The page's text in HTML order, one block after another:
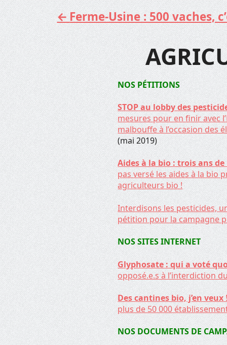
Aller
au
contenu
Ferme-Usine : 500 vaches,
NOS PÉTITIONS
STOP au lobby des
mesures pour en finir avec
malbouffe à l’occasion des
(mai 2019)
Aides à la bio : trois ans
pas versé les aides à la bio
agriculteurs bio !
Interdisons les pesticides,
pétition pour la campagne
NOS SITES INTERNET
Glyphosate : qui a voté
opposé.e.s à l’interdiction
Des cantines bio, j’en veux
plus de 50 000
NOS DOCUMENTS DE